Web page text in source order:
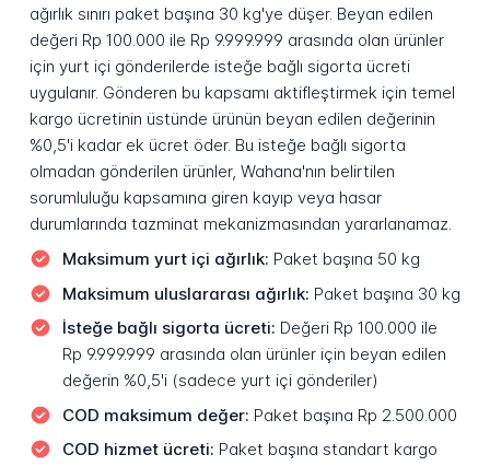
ağırlık sınırı paket başına 30 kg'ye düşer. Beyan edilen
değeri Rp 100.000 ile Rp 9.999.999 arasında olan ürünler
için yurt içi gönderilerde isteğe bağlı sigorta ücreti
uygulanır. Gönderen bu kapsamı aktifleştirmek için temel
kargo ücretinin üstünde ürünün beyan edilen değerinin
%0,5'i kadar ek ücret öder. Bu isteğe bağlı sigorta
olmadan gönderilen ürünler, Wahana'nın belirtilen
sorumluluğu kapsamına giren kayıp veya hasar
durumlarında tazminat mekanizmasından yararlanamaz.
Maksimum yurt içi ağırlık: Paket başına 50 kg
Maksimum uluslararası ağırlık: Paket başına 30 kg
İsteğe bağlı sigorta ücreti: Değeri Rp 100.000 ile
Rp 9.999.999 arasında olan ürünler için beyan edilen
değerin %0,5'i (sadece yurt içi gönderiler)
COD maksimum değer: Paket başına Rp 2.500.000
COD hizmet ücreti: Paket başına standart kargo